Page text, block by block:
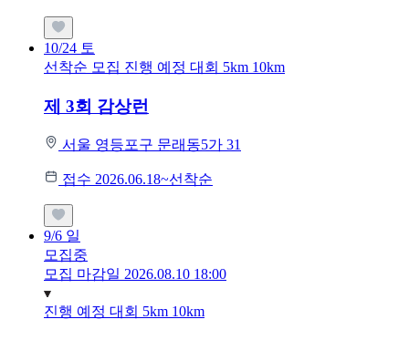
10/24 토
선착순 모집 진행 예정 대회 5km 10km
제 3회 감상런
서울 영등포구 문래동5가 31
접수 2026.06.18~선착순
9/6 일
모집중
모집 마감일 2026.08.10 18:00
진행 예정 대회 5km 10km